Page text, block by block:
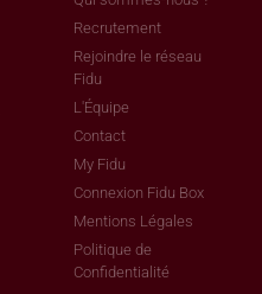
Recrutement
Rejoindre le réseau
Fidu
L'Équipe
Contact
My Fidu
Connexion Fidu Box
Mentions Légales
Politique de
Confidentialité